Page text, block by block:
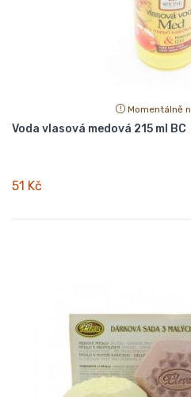
Momentálně
Voda vlasová medová 215 ml BC
51 Kč